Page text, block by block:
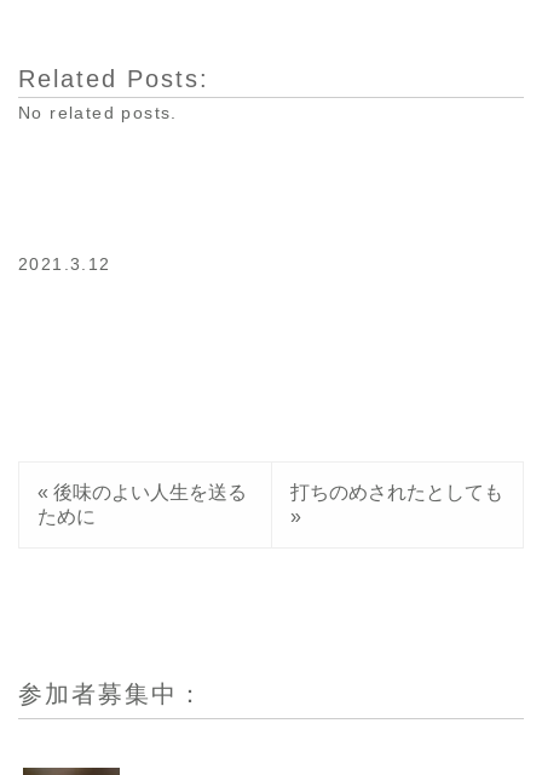
Related Posts:
No related posts.
2021.3.12
« 後味のよい人生を送る
ために
打ちのめされたとしても
»
参加者募集中：